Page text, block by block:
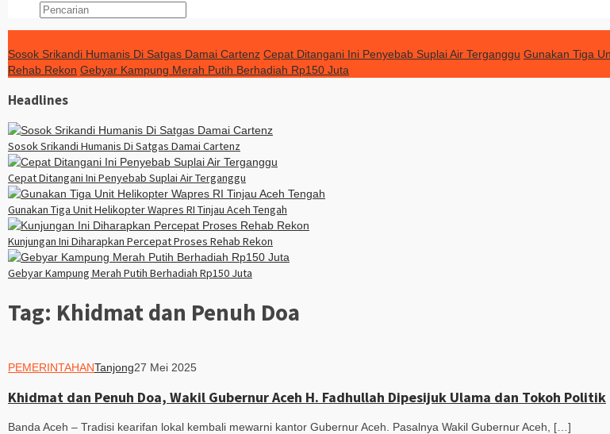
Sosok Srikandi Humanis Di Satgas Damai Cartenz Cepat Ditangani Ini Penyebab Suplai Air Terganggu Gunakan Tiga
Rehab Rekon Gebyar Kampung Merah Putih Berhadiah Rp150 Juta
Headlines
Sosok Srikandi Humanis Di Satgas Damai Cartenz
Cepat Ditangani Ini Penyebab Suplai Air Terganggu
Gunakan Tiga Unit Helikopter Wapres RI Tinjau Aceh Tengah
Kunjungan Ini Diharapkan Percepat Proses Rehab Rekon
Gebyar Kampung Merah Putih Berhadiah Rp150 Juta
Tag: Khidmat dan Penuh Doa
PEMERINTAHANTanjong27 Mei 2025
Khidmat dan Penuh Doa, Wakil Gubernur Aceh H. Fadhullah Dipesijuk Ulama dan Tokoh Politik
Banda Aceh – Tradisi kearifan lokal kembali mewarni kantor Gubernur Aceh. Pasalnya Wakil Gubernur Aceh, […]